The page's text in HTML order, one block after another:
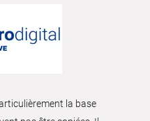
la base